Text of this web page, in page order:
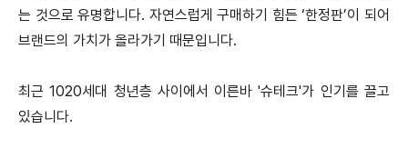
는 것으로 유명합니다. 자연스럽게 구매하기 힘든 ‘한정판’이 되어
브랜드의 가치가 올라가기 때문입니다.
최근 1020세대 청년층 사이에서 이른바 '슈테크'가 인기를 끌고
있습니다.